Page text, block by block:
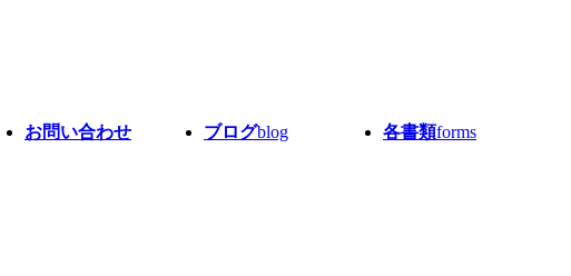
お問い合わせ ブログblog 各書類forms